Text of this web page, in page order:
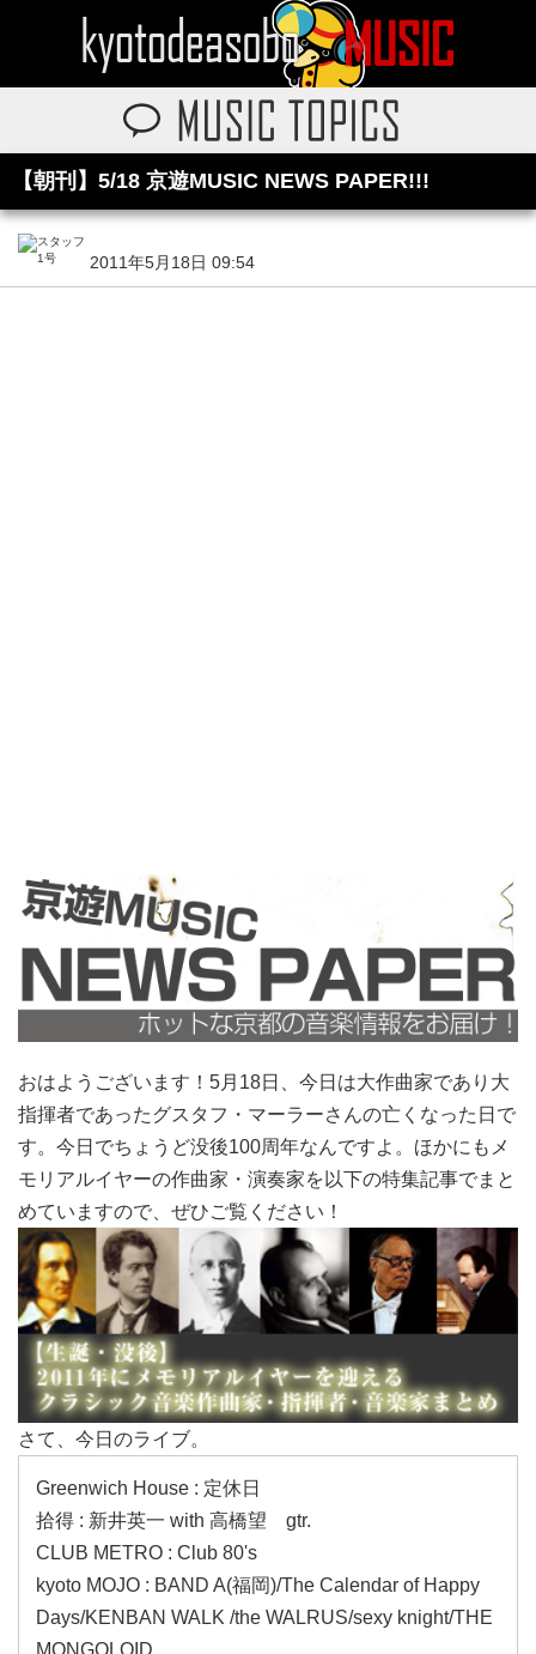
【朝刊】5/18 京遊MUSIC NEWS PAPER!!!
2011年5月18日 09:54
おはようございます！5月18日、今日は大作曲家であり大
指揮者であったグスタフ・マーラーさんの亡くなった日で
す。今日でちょうど没後100周年なんですよ。ほかにもメ
モリアルイヤーの作曲家・演奏家を以下の特集記事でまと
めていますので、ぜひご覧ください！
さて、今日のライブ。
Greenwich House : 定休日
拾得 : 新井英一 with 高橋望 gtr.
CLUB METRO : Club 80's
kyoto MOJO : BAND A(福岡)/The Calendar of Happy
Days/KENBAN WALK /the WALRUS/sexy knight/THE
MONGOLOID